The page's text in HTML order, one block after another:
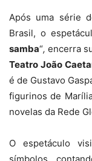
Após uma série
Brasil, o
samba“, encerra
Teatro João
é de Gustavo
figurinos de
novelas da Rede
O espetáculo